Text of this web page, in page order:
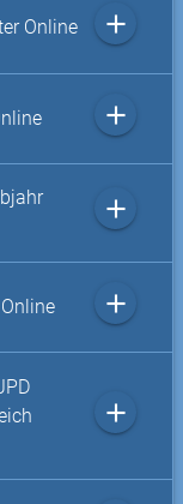
Online add
add
add
add
add